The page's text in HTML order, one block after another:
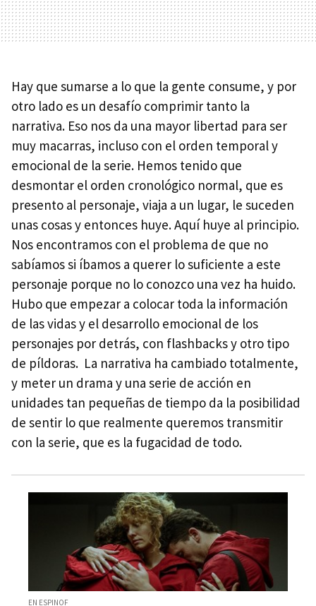
Hay que sumarse a lo que la gente consume, y por
otro lado es un desafío comprimir tanto la
narrativa. Eso nos da una mayor libertad para ser
muy macarras, incluso con el orden temporal y
emocional de la serie. Hemos tenido que
desmontar el orden cronológico normal, que es
presento al personaje, viaja a un lugar, le suceden
unas cosas y entonces huye. Aquí huye al principio.
Nos encontramos con el problema de que no
sabíamos si íbamos a querer lo suficiente a este
personaje porque no lo conozco una vez ha huido.
Hubo que empezar a colocar toda la información
de las vidas y el desarrollo emocional de los
personajes por detrás, con flashbacks y otro tipo
de píldoras. La narrativa ha cambiado totalmente,
y meter un drama y una serie de acción en
unidades tan pequeñas de tiempo da la posibilidad
de sentir lo que realmente queremos transmitir
con la serie, que es la fugacidad de todo.
EN ESPINOF